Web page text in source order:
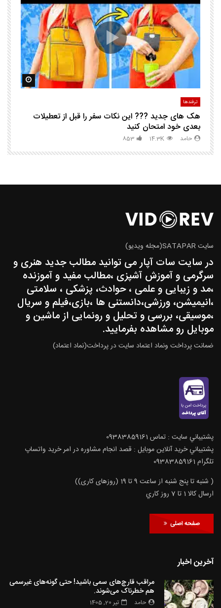
مشاهده
ترفندها
هک های جدید ??️? این نکات سفر را قبل از تعطیلات
بعدی خود امتحان کنید
حامد 14.3K
853
مشاهده بعدا
سایت SATAPAR(مجله ویدیو)
در سایت سات آپار می توانید مطالب جدید هنری و
سرگرمی و آموزش آشپزی ،مطالب مفید و آموزنده
،مد و زیبایی و علمی ، حوادث، پزشکی ، سلامتی
،انیمیشن، ورزشی،دانستنی ها ،بازی،فیلم و سریال
،موسیقی، بررسی و تحلیل و رونمایی از ماشین و
موبایل رو مشاهده بفرمایید.
ضمانت پرداخت ونماد اعتماد سایت در پرداخت(نماد اعتماد)
پشتيباني سايت : تماس 09383859161
پشتيباني خريد آنلاين موبايل : قصد انجام مشاوره در امر خرید واتساپ
تلگرام 09383859161
( شنبه تا پنج شنبه از ساعت 9 تا 19 (روزهای کاری))
ارسال كالا 1 تا 7 روز كاري
صفحه اصلی
آخرین اخبار
مراقب قارچ‌های سمی باشید! حتی گونه‌های غیرسمی
هم خطرناک می‌شوند.
حامد تیر 20, 1405